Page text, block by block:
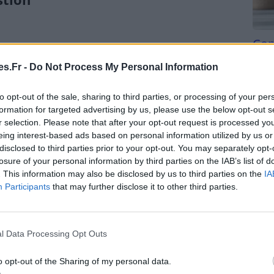
- Do Not Process My Personal Information
opt-out of the sale, sharing to third parties, or processing of your
for targeted advertising by us, please use the below opt-out
selection. Please note that after your opt-out request is processed
interest-based ads based on personal information utilized by us
to third parties prior to your opt-out. You may separately
of your personal information by third parties on the IAB’s list of
This information may also be disclosed by us to third parties on the
Participants that may further disclose it to other third parties.
Data Processing Opt Outs
opt-out of the Sharing of my personal data.
mais elle possède également un rôle
à la lumière naturelle en journée limite
rester éveillé et alerte. Le soir venu, la
de mélatonine, favorisant le sommeil
une bonne digestion. Lorsqu’on dort bien, le
gastriques et d’enzymes digestives, facilitant
absorption.
production de sérotonine, une hormone
». La sérotonine intervient dans la régulation de
régulière à la lumière du jour augmente
Tri
du